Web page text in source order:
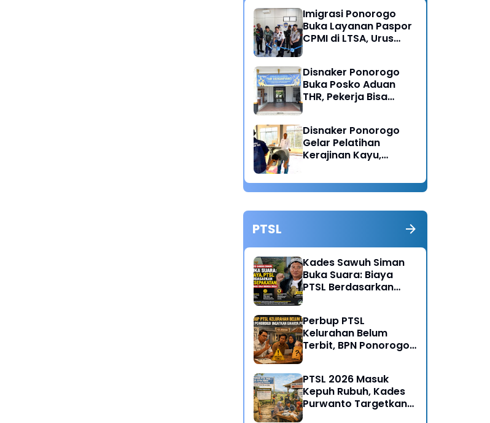
Imigrasi Ponorogo
Buka Layanan Paspor
CPMI di LTSA, Urus
Disnaker Ponorogo
Buka Posko Aduan
THR, Pekerja Bisa
Disnaker Ponorogo
Gelar Pelatihan
Kerajinan Kayu,
Wirausaha Baru
PTSL
Kades Sawuh Siman
Buka Suara: Biaya
PTSL Berdasarkan
Perbup PTSL
Kelurahan Belum
Terbit, BPN Ponorogo
PTSL 2026 Masuk
Kepuh Rubuh, Kades
Purwanto Targetkan